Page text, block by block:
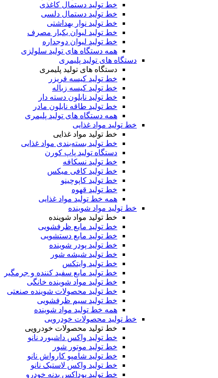
خط تولید دستمال کاغذی
خط تولید دستمال دلسی
خط تولید نوار بهداشتی
خط تولید لیوان یکبار مصرف
خط تولید لیوان دوجداره
همه دستگاه های تولید سلولزی
دستگاه های تولید پلیمری
دستگاه های تولید پلیمری
خط تولید کیسه فریزر
خط تولید کیسه زباله
خط تولید نایلون دسته دار
خط تولید طاقه نایلون مادر
همه دستگاه های تولید پلیمری
خط تولید مواد غذایی
خط تولید مواد غذایی
خط تولید بسته‌بندی مواد غذایی
دستگاه تولید پاپ کورن
خط تولید نسکافه
خط تولید کافی میکس
خط تولید کاپوچینو
خط تولید قهوه
همه خط تولید مواد غذایی
خط تولید مواد شوینده
خط تولید مواد شوینده
خط تولید مایع ظرفشویی
خط تولید مایع دستشویی
خط تولید پودر شوینده
خط تولید شیشه شور
خط تولید وایتکس
خط تولید مایع سفید کننده و جرمگیر
خط تولید مواد شوینده خانگی
خط تولید محصولات شوینده صنعتی
خط تولید سیم ظرفشویی
همه خط تولید مواد شوینده
خط تولید محصولات خودرویی
خط تولید محصولات خودرویی
خط تولید واکس داشبورد نانو
خط تولید موتور شور
خط تولید شامپو کارواش نانو
خط تولید واکس لاستیک نانو
خط تولید یوداکس بدنه خودرو